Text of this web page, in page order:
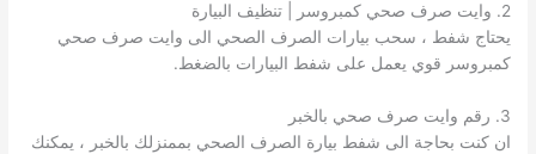
2. وايت صرف صحي كمبروسر | تنظيف البيارة
يحتاج شفط ، سحب بيارات الصرف الصحي الى وايت صرف صحي
كمبروسر قوي يعمل على شفط البيارات بالضغط.
3. رقم وايت صرف صحي بالخبر
ان كنت بحاجة الى شفط بيارة الصرف الصحي بممنزلك بالخبر ، يمكنك